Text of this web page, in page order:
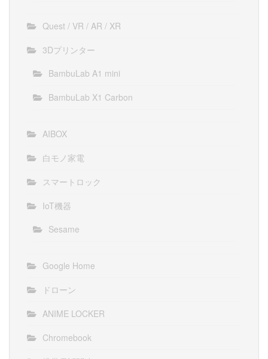
Quest / VR / AR / XR
3Dプリンター
BambuLab A1 mini
BambuLab X1 Carbon
AIBOX
白モノ家電
スマートロック
IoT機器
Sesame
Google Home
ドローン
ANIME LOCKER
Chromebook